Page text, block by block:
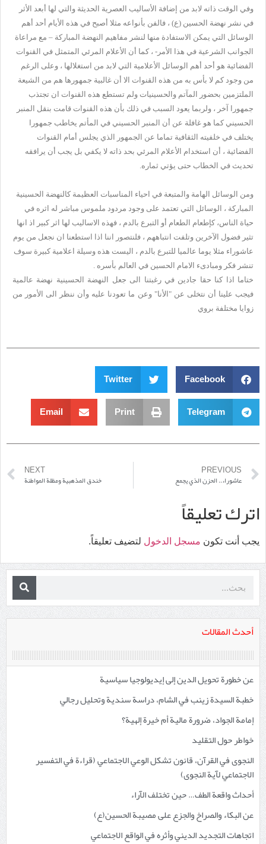
أحدث المقالات
عن خطورة تحويل الدين إلى إيديولوجيا سياسية
خطبة السيدة زينب في الشام، دراسة سندية وتحليل رجالي
إمامة الجواد، ضرورة مالية أم خيرة إلهية؟
خواطر حول التقليد
النجوى في القرآن، قانون تشكل الوعي الاجتماعي (قراءة في التفسير
الاجتماعي لآية النجوى)
أحداث واقعة الطف… حين تختلف الآراء
عن البكاء والصراخ والجزع على مصيبة الحسين(ع)
اتجاهات التجديد الديني وأثره في الواقع الاجتماعي
وفي الوقت ذاته لابد من إضافة الأساليب العصرية الحديثة والتي لها أبعد الأثر
في نشر نهضة الحسين (ع) ، فالفن بأنواعه مثلا أصبح في هذه الأيام أحد أهم
الوسائل التي يمكن الاستفادة منها لنشر مفاهيم النهضة المباركة – مع مراعاة
الجوانب الشرعية في هذا الأمر- ، كما أن الأعلام المرئي المتمثل في القنوات
الفضائية هو أحد أهم الوسائل الأعلامية التي لابد من استغلالها ، وعلى الرغم
من وجود كم لا بأس به من هذه القنوات الا أن غالبية جمهورها هم من الشيعة
الملتزمين بحضور المآتم والحسينيات ولم تستطع هذه القنوات ان تجتذب
جمهورا آخر ، ولربما يعود السبب في ذلك بأن هذه القنوات قامت بنقل المنبر
الحسيني كما هو غافلة عن أن المنبر الحسيني في المأتم يخاطب جمهورا
يختلف في خلفيته الثقافية تماما عن الجمهور الذي يجلس أمام القنوات
الفضائية ، أن استخدام الأعلام المرئي بحد ذاته لا يكفي بل يجب أن يرافقه
تحديث في الخطاب حتى يؤتي ثماره.
ومن الوسائل الهامة والمتبعة في احياء المناسبات العظيمة كالنهضة الحسينية
المباركة ، الوسائل التي تعتمد على وجود مردود ملموس مباشر له اثره في
حياة الناس، كإطعام الطعام أو التبرع بالدم ، فهذه الاساليب لها اثر كبير اذ انها
تثير فضول الآخرين وتلفت انتباههم ، فلنتصور اننا اذا استطعنا ان نجعل من يوم
عاشوراء مثلا يوما عالميا للتبرع بالدم ، اليست هذه وسيلة اعلامية كبيرة سوف
تنشر فكر ومبادىء الامام الحسين في العالم بأسره .
ختاما اذا كنا حقا جادين في رغبتنا الى جعل النهضة الحسينية نهضة عالمية
فيجب علينا أن نتخلى عن "الأنا" وعن ما تعودنا عليه وأن ننظر الى الأمور من
زوايا مختلفة بروي
Facebook
Twitter
Telegram
Print
Email
PREVIOUS
عاشوراء.. الحزن الذي يجمع
NEXT
خندق المذهبية ومظلة المواطنة
اترك تعليقاً
يجب أنت تكون مسجل الدخول لتضيف تعليقاً.